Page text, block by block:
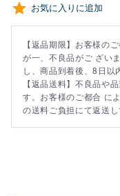
お気に入りに追加
【返品期限】お客様の
が一、不良品がご ざい
し、商品到着後、8日以
【返品送料】不良品や
す。お客様のご都合 に
の送料ご負担にて返送し